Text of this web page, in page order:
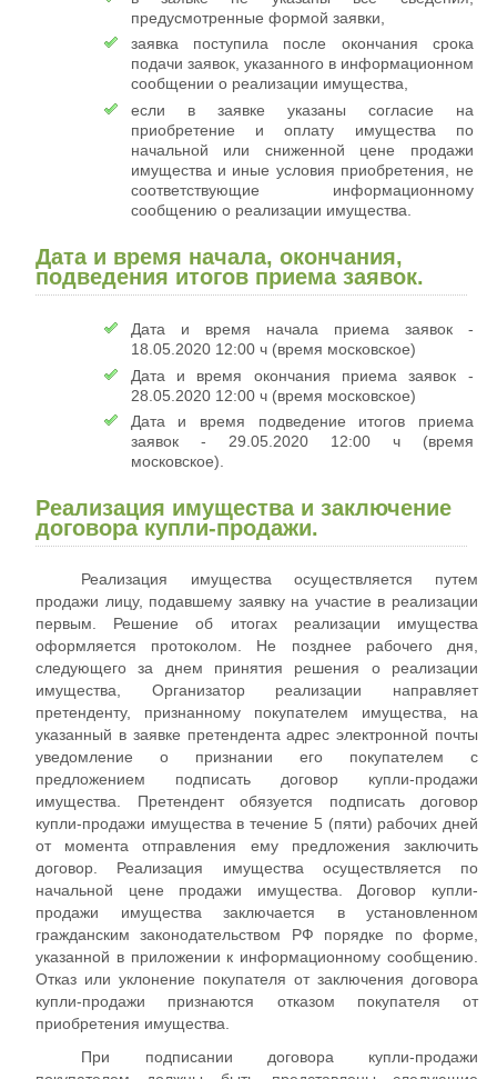
предусмотренные формой заявки,
заявка поступила после окончания срока
подачи заявок, указанного в информационном
сообщении о реализации имущества,
если в заявке указаны согласие на
приобретение и оплату имущества по
начальной или сниженной цене продажи
имущества и иные условия приобретения, не
соответствующие информационному
сообщению о реализации имущества.
Дата и время начала, окончания,
подведения итогов приема заявок.
Дата и время начала приема заявок -
18.05.2020 12:00 ч (время московское)
Дата и время окончания приема заявок -
28.05.2020 12:00 ч (время московское)
Дата и время подведение итогов приема
заявок - 29.05.2020 12:00 ч (время
московское).
Реализация имущества и заключение
договора купли-продажи.
Реализация имущества осуществляется путем
продажи лицу, подавшему заявку на участие в реализации
первым. Решение об итогах реализации имущества
оформляется протоколом. Не позднее рабочего дня,
следующего за днем принятия решения о реализации
имущества, Организатор реализации направляет
претенденту, признанному покупателем имущества, на
указанный в заявке претендента адрес электронной почты
уведомление о признании его покупателем с
предложением подписать договор купли-продажи
имущества. Претендент обязуется подписать договор
купли-продажи имущества в течение 5 (пяти) рабочих дней
от момента отправления ему предложения заключить
договор. Реализация имущества осуществляется по
начальной цене продажи имущества. Договор купли-
продажи имущества заключается в установленном
гражданским законодательством РФ порядке по форме,
указанной в приложении к информационному сообщению.
Отказ или уклонение покупателя от заключения договора
купли-продажи признаются отказом покупателя от
приобретения имущества.
При подписании договора купли-продажи